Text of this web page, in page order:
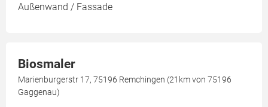
Außenwand / Fassade
Biosmaler
Marienburgerstr 17, 75196 Remchingen (21km von 75196
Gaggenau)